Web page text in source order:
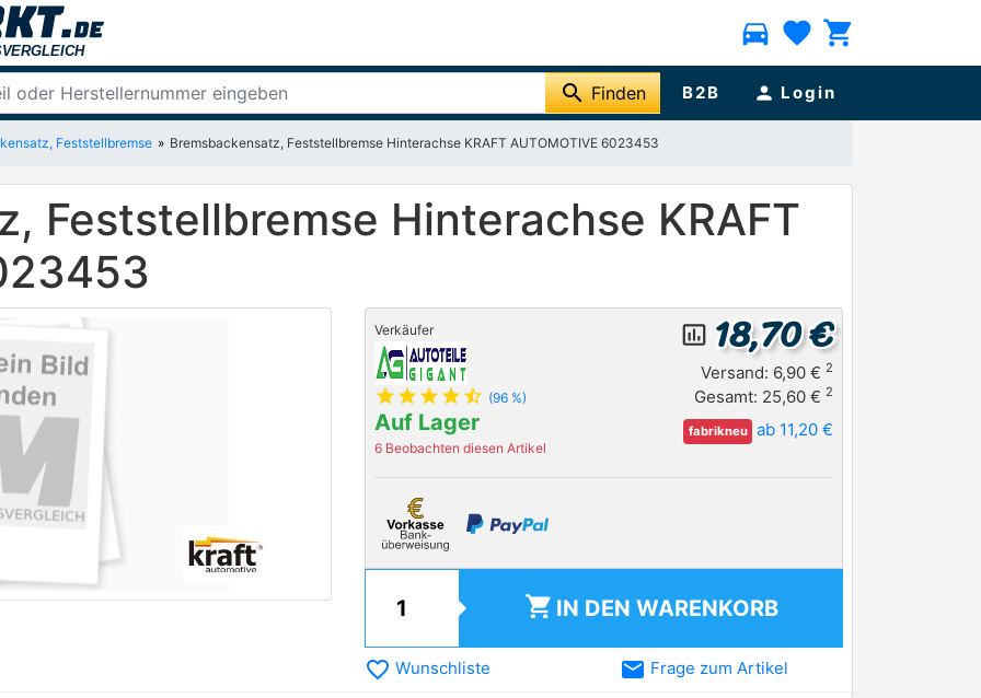
directions_car favorite shopping_cart
search Finden B2B person Login
Feststellbremse Bremsbackensatz, Feststellbremse Hinterachse KRAFT AUTOMOTIVE 6023453
Feststellbremse Hinterachse KRAFT
Verkäufer
star star star star star_half (96 %)
Auf Lager
6 Beobachten diesen Artikel
insert_chart_outlined 18,70 €
Versand: 6,90 € 2
Gesamt: 25,60 € 2
fabrikneu ab 11,20 €
shopping_cart IN DEN WARENKORB
favorite_border Wunschliste email Frage zum Artikel